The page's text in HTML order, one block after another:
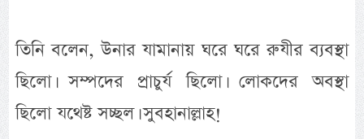
তিনি বলেন, উনার যামানায় ঘরে ঘরে রুযীর ব্যবস্থা
ছিলো। সম্পদের প্রাচুর্য ছিলো। লোকদের অবস্থা
ছিলো যথেষ্ট সচ্ছল। সুবহানাল্লাহ!